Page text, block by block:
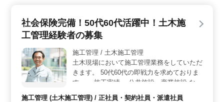
で無料駐車場が完備されています。福利厚生も充実して
おり、社会保険も完備されています。 ＜働きやすい
環境＞ 会社は福岡市博多区に位置し、東比恵駅や福岡
空港駅が最寄りです。隔週土曜や日祝日が休みで、長期
休暇も充実しており、ワークライフバランスを大切にで
きます。
社会保険完備！50代60代活躍中！土木施
工管理経験者の募集
施工管理 / 土木施工管理
土木現場において施工管理業務をしていただ
きます。 50代60代の即戦力を求めておりま
す。 ー施工実績ー 公共施設、商業施設 など
ー業務内容ー 施工管理業務（安全・工程・
施工管理 (土木施工管理) / 正社員・契約社員・派遣社員